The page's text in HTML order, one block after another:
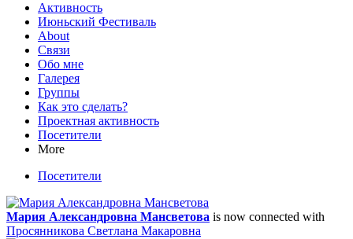
Активность
Июньский Фестиваль
About
Связи
Обо мне
Галерея
Группы
Как это сделать?
Проектная активность
Посетители
More
Посетители
Мария Александровна Мансветова is now connected with
Просянникова Светлана Макаровна